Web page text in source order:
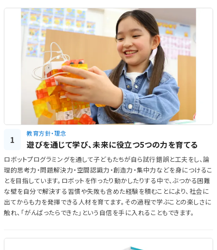
1
教育方針・理念
遊びを通じて学び、未来に役立つ5つの力を育てる
ロボットプログラミングを通して子どもたちが自ら試行錯誤と工夫をし、論
理的思考力・問題解決力・空間認識力・創造力・集中力などを身につけるこ
とを目指しています。ロボットを作ったり動かしたりする中で、ぶつかる困難
な壁を自分で解決する習慣や失敗も含めた経験を積むことにより、社会に
出てからも力を発揮できる人材を育てます。その過程で学ぶことの楽しさに
触れ、「がんばったらできた」という自信を手に入れることもできます。